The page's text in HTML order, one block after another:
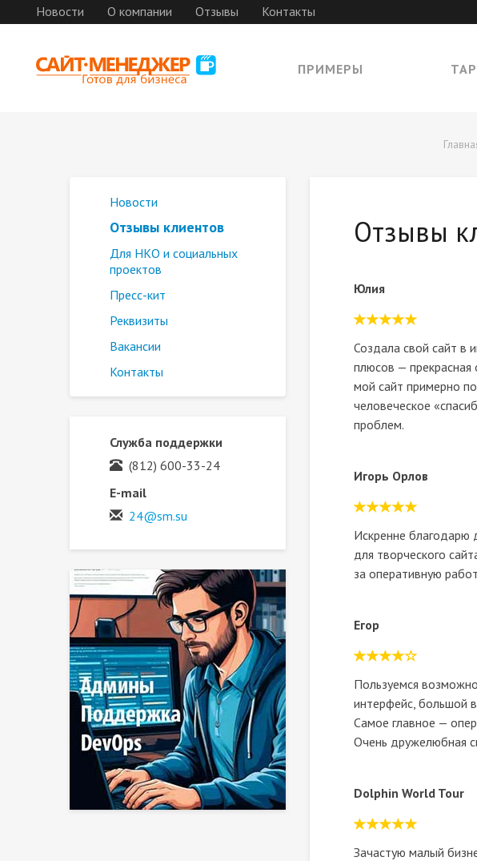
Новости О компании Отзывы Контакты
ПРИМЕРЫ
Отзывы
Юлия
Создала свой сайт в
плюсов — прекрасная
мой сайт примерно
человеческое
проблем.
Игорь Орлов
Искренне благодарю
для творческого
за оперативную
Егор
Пользуемся
интерфейс, большой
Самое главное —
Очень дружелюбная
Dolphin World Tour
Зачастую малый
Новости
Отзывы клиентов
Для НКО и социальных
проектов
Пресс-кит
Реквизиты
Вакансии
Контакты
Служба поддержки
(812) 600-33-24
E-mail
24@sm.su